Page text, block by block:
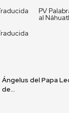
PV
al Náhuatl
Ángelus del Papa
de...